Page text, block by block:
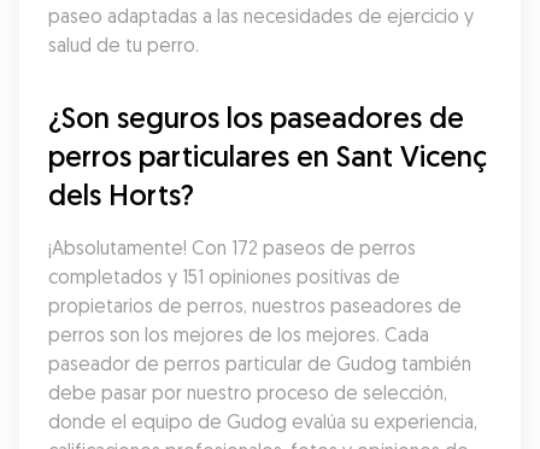
paseo adaptadas a las necesidades de ejercicio y
salud de tu perro.
¿Son seguros los paseadores de
perros particulares en Sant Vicenç
dels Horts?
¡Absolutamente! Con 172 paseos de perros
completados y 151 opiniones positivas de
propietarios de perros, nuestros paseadores de
perros son los mejores de los mejores. Cada
paseador de perros particular de Gudog también
debe pasar por nuestro proceso de selección,
donde el equipo de Gudog evalúa su experiencia,